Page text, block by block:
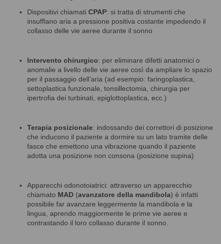
Dispositivi chiamati CPAP: si tratta di strumenti che
insufflano aria a pressione positiva costante impedendo il
collasso delle vie aeree durante il sonno
Intervento chirurgico: per eliminare difetti anatomici o
anomalie a livello delle vie aeree così da ampliare lo spazio
per il passaggio dell’aria (ad esempio: faringoplastica,
settoplastica funzionale, tonsillectomia, chirurgia per
ipertrofia dei turbinati, epiglottoplastica, ecc.)
Terapia posizionale: indossando dei correttori di posizione
che inducono il paziente a dormire su un lato tramite delle
fasce che emettono una vibrazione quando il paziente
adotta una posizione non consona (posizione supina)
Apparecchi odonotoiatrici: attraverso un apparecchio
chiamato MAD (avanzatore della mandibola) è infatti
possibile far avanzare leggermente la mandibola e la
lingua, aprendo maggiormente le prime vie aeree e
contrastando il loro collasso durante il sonno.